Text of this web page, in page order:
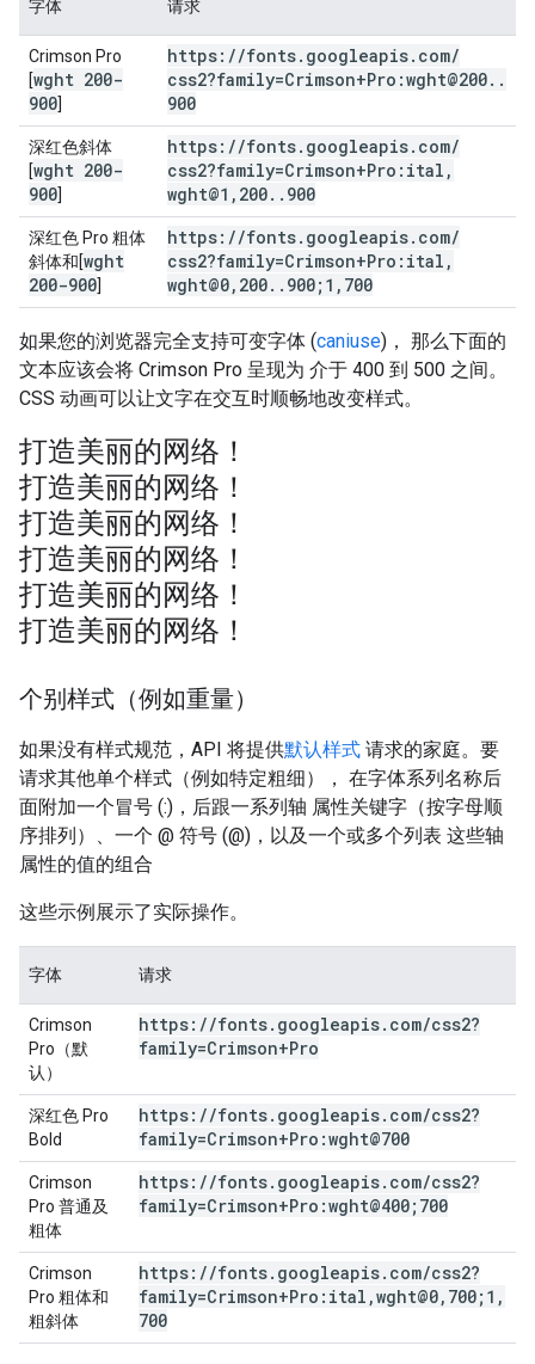
字体 请求
Crimson Pro
[wght 200-
900]
https: //fonts. googleapis. com/
css2?family=Crimson+Pro:wght@200. .
900
深红色斜体
[wght 200-
900]
https: //fonts. googleapis. com/
css2?family=Crimson+Pro:ital ,
wght@1 , 200. . 900
深红色 Pro 粗体
斜体和[wght
200-900]
https: //fonts. googleapis. com/
css2?family=Crimson+Pro:ital ,
wght@0, 200. . 900;1 , 700
如果您的浏览器完全支持可变字体 (caniuse)， 那么下面的
文本应该会将 Crimson Pro 呈现为 介于 400 到 500 之间。
CSS 动画可以让文字在交互时顺畅地改变样式。
打造美丽的网络！
打造美丽的网络！
打造美丽的网络！
打造美丽的网络！
打造美丽的网络！
打造美丽的网络！
个别样式（例如重量）
如果没有样式规范，API 将提供默认样式 请求的家庭。要
请求其他单个样式（例如特定粗细）， 在字体系列名称后
面附加一个冒号 (:)，后跟一系列轴 属性关键字（按字母顺
序排列）、一个 @ 符号 (@)，以及一个或多个列表 这些轴
属性的值的组合
这些示例展示了实际操作。
字体 请求
Crimson
Pro（默
认）
https: //fonts. googleapis. com/css2?
family=Crimson+Pro
深红色 Pro
Bold
https: //fonts. googleapis. com/css2?
family=Crimson+Pro:wght@700
Crimson
Pro 普通及
粗体
https: //fonts. googleapis. com/css2?
family=Crimson+Pro:wght@400;700
Crimson
Pro 粗体和
粗斜体
https: //fonts. googleapis. com/css2?
family=Crimson+Pro:ital ,wght@0, 700;1 ,
700